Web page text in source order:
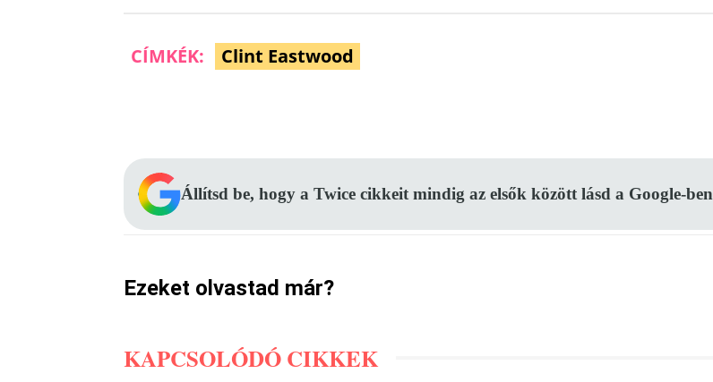
CÍMKÉK: Clint Eastwood
Állítsd be, hogy a Twice cikkeit mindig az elsők között lásd a Google-ben
Ezeket olvastad már?
KAPCSOLÓDÓ CIKKEK